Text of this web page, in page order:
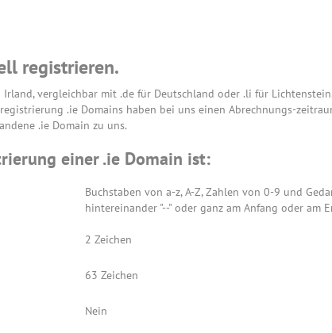
registrieren.
vergleichbar mit .de für Deutschland oder .li für
.ie Domains haben bei uns einen Abrechnungs-
.ie Domain zu uns.
einer .ie Domain ist:
Buchstaben von a-z, A-Z, Zahlen von 0-9 und
hintereinander "--" oder ganz am Anfang oder am
2 Zeichen
63 Zeichen
Nein